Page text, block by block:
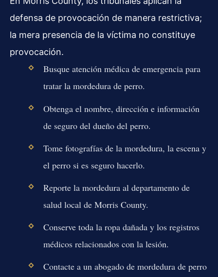
defensa de provocación de manera restrictiva;
la mera presencia de la víctima no constituye
provocación.
Busque atención médica de emergencia para
tratar la mordedura de perro.
Obtenga el nombre, dirección e información
de seguro del dueño del perro.
Tome fotografías de la mordedura, la escena y
el perro si es seguro hacerlo.
Reporte la mordedura al departamento de
salud local de Morris County.
Conserve toda la ropa dañada y los registros
médicos relacionados con la lesión.
Contacte a un abogado de mordedura de perro